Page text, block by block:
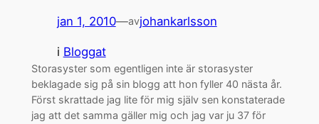
jan 1, 2010—avjohankarlsson
i Bloggat
Storasyster som egentligen inte är storasyster
beklagade sig på sin blogg att hon fyller 40 nästa år.
Först skrattade jag lite för mig själv sen konstaterade
jag att det samma gäller mig och jag var ju 37 för